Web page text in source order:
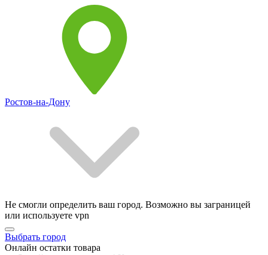
Ростов-на-Дону
Не смогли определить ваш город. Возможно вы заграницей
или используете vpn
Выбрать город
Онлайн остатки товара